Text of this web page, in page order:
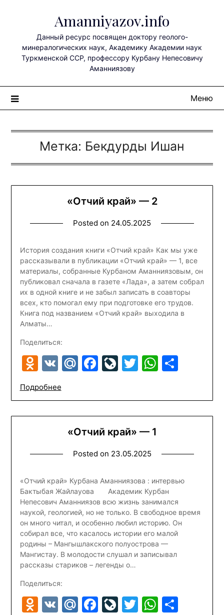
содержимому
Amanniyazov.info
Данный ресурс посвящен доктору геолого-
минералогических наук, Академику Академии наук
Туркменской ССР, профессору Курбану Непесовичу
Аманниязову
Меню
Метка: Бекдурды Ишан
«Отчий край» — 2
Posted on 24.05.2025
История создания книги «Отчий край» Как мы уже
рассказывали в публикации «Отчий край» — 1, все
материалы, собранные Курбаном Аманниязовым, он
публиковал сначала в газете «Лада», а затем собрал
их в одной книге и не забыл записать в соавторы
всех, кто помогал ему при подготовке его трудов.
Книга под названием «Отчий край» выходила в
Алматы…
Поделиться:
Odnoklassniki
VKMail.Ru
Facebook
LiveJournal
Twitter
Подробнее
«Отчий край» — 1
Posted on 23.05.2025
«Отчий край» Курбана Аманниязова : интервью
Бактыбая Жайлауова Академик Курбан
Непесович Аманниязов всю жизнь занимался
наукой, геологией, но не только. В свободное время
он много читал, и особенно любил историю. Он
собирал все, что касалось истории его малой
родины – Мангышлакского полуострова —
Мангистау. В молодости слушал и записывал
рассказы стариков – легенды о…
Поделиться:
Odnoklassniki
VKMail.Ru
Facebook
LiveJournal
Twitter